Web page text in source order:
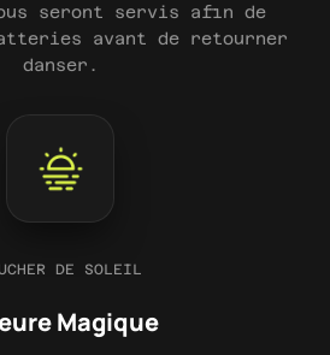
seront servis afin de
avant de retourner
danser.
DE SOLEIL
Magique